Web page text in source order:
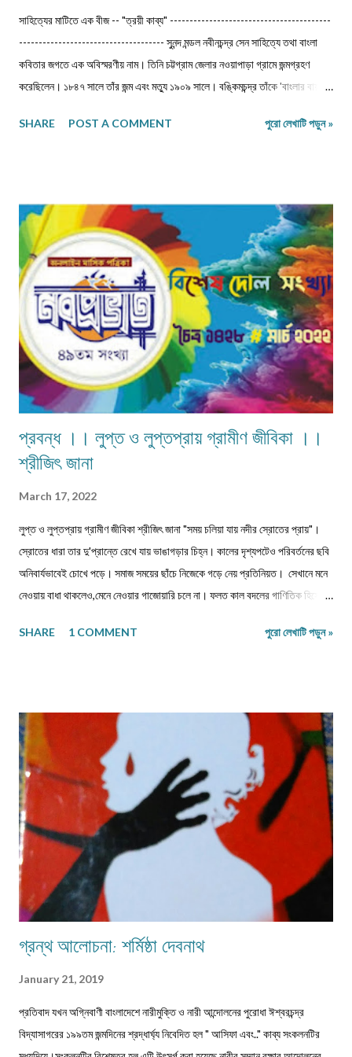
সাহিত্যের মাটিতে এক বীজ -- "ত্রয়ী কাব্য" -----------------------------------------
------------------------------------- সুনন্দ মন্ডল নবীনচন্দ্র সেন সাহিত্যে তথা বাংলা
কবিতার জগতে এক অবিস্মরণীয় নাম। তিনি চট্টগ্রাম জেলার নওয়াপাড়া গ্রামে জন্মগ্রহণ
করেছিলেন। ১৮৪৭ সালে তাঁর জন্ম এবং মত্যু ১৯০৯ সালে। বঙ্কিমচন্দ্র তাঁকে 'বাংলার বায়রন'
প্রয়াসী হয়ে ভবিষ্যতের স্বপ্ন দেখেছেন।মধুসূদন-হেমচন্দ্র-নবীনচন্দ্র--এই তিন কবি বাংলা
'ত্রয়ী' কাব্যে ধর্মীয় ভাবধারার আবেগ ফুটিয়ে তোলা হয়েছে। ‎ ‎নবীনচন্দ্র সেন বহু কাব্য
লিখেছেন। যেমন- 'অবকাশরঞ্জিনী','পলাশীর যুদ্ধ', 'ক্লিওপেট্রা', 'রঙ্গমতী', 'খ্রীষ্ট', ...
SHARE POST A COMMENT পুরো লেখাটি পড়ুন »
প্রবন্ধ ।। লুপ্ত ও লুপ্তপ্রায় গ্রামীণ জীবিকা ।।
শ্রীজিৎ জানা
March 17, 2022
লুপ্ত ও লুপ্তপ্রায় গ্রামীণ জীবিকা শ্রীজিৎ জানা "সময় চলিয়া যায় নদীর স্রোতের প্রায়"।
স্রোতের ধারা তার দু'প্রান্তে রেখে যায় ভাঙাগড়ার চিহ্ন। কালের দৃশ্যপটেও পরিবর্তনের ছবি
অনিবার্যভাবেই চোখে পড়ে। সমাজ সময়ের ছাঁচে নিজেকে গড়ে নেয় প্রতিনিয়ত। সেখানে মনে
নেওয়ায় বাধা থাকলেও,মেনে নেওয়ার গাজোয়ারি চলে না। ফলত কাল বদলের গাণিতিক হিসেবে
থাকার সংগ্রাম। মানুষের জীবনযাপনের ক্ষেত্রে আজকে যা অত্যাবশ্যকীয় কাল তার বিকল্প রূপ
এককালীন। সব পেশার লোকেরাই কত নিষ্ঠা ভরে গাঁয়ে তাদের পরিষেবা দিত। বিনিময়ে
সামান্য আয় হত তাদের। আর সেই আয়টুকুই ছিল তাদের সংসার নির্বাহের একমাত্র উপায়।
কালে কালান্তরে সেই সব পেশা,সেই সব সমাজবন্ধুরা হারিয়ে গ্যাছে। শুধুমাত্র তারা বেঁচে
আছে অগ্রজের গল্পকথায়,আর বিভিন...
SHARE 1 COMMENT পুরো লেখাটি পড়ুন »
গ্রন্থ আলোচনা: শর্মিষ্ঠা দেবনাথ
January 21, 2019
প্রতিবাদ যখন অগ্নিবাণী বাংলাদেশে নারীমুক্তি ও নারী আন্দোলনের পুরোধা ঈশ্বরচন্দ্র
বিদ্যাসাগরের ১৯৯তম জন্মদিনের শ্রদ্ধার্ঘ্য নিবেদিত হল " আসিফা এবং.." কাব্য সংকলনটির